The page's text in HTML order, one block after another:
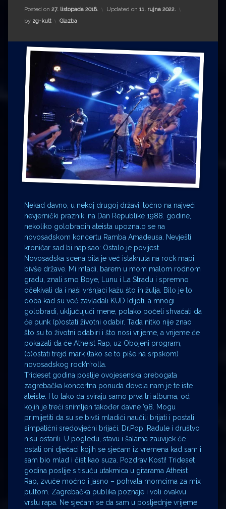
Drugi autori
Drugi autori
Matea Andrić
Ljiljana Lekanić-Kljaić
Željko Krznarić
Mario Lovreković
Miroslav Šantek
Posted on 27. listopada 2018. Updated on 11. rujna 2022.
by zg-kult Kategorije:
Glazba
Nekad davno, u nekoj drugoj državi, točno na najveći
nevjernički praznik, na Dan Republike 1988. godine,
nekoliko golobradih ateista upoznalo se na
novosadskom koncertu Ramba Amadeusa. Nevješti
kroničar sad bi napisao: Ostalo je povijest.
Novosadska scena bila je već istaknuta na rock mapi
bivše države. Mi mladi, barem u mom malom rodnom
gradu, znali smo Boye, Lunu i La Stradu i spremno
očekivali da i naši vršnjaci kažu što ih žulja. Bilo je to
doba kad su već zavladali KUD Idijoti, a mnogi
golobradi, uključujući mene, polako počeli shvaćati da
će punk (p)ostati životni odabir. Tada nitko nije znao
što su to životni odabiri i što nosi vrijeme, a vrijeme će
pokazati da će Atheist Rap, uz Obojeni program,
(p)ostati trejd mark (tako se to piše na srpskom)
novosadskog rock’n’rolla.
Trideset godina poslije ovojesenska prebogata
zagrebačka koncertna ponuda dovela nam je te iste
ateiste. I to tako da sviraju samo prva tri albuma, od
kojih je treći snimljen također davne ’98. Mogu
primijetiti da su se bivši mladići naučili brijati i postali
simpatični sredovječni brijači. Dr.Pop, Radule i društvo
nisu ostarili. U pogledu, stavu i šalama zauvijek će
ostati oni dječaci kojih se sjećam iz vremena kad sam i
sam bio mlad i čist kao suza. Pozdrav Kosti! Trideset
godina poslije s tisuću utakmica u gitarama Atheist
Rap, zvuče moćno i jasno – pohvala momcima za mix
pultom. Zagrebačka publika poznaje i voli ovakvu
vrstu rapa. Ne sjećam se da sam u posljednje vrijeme